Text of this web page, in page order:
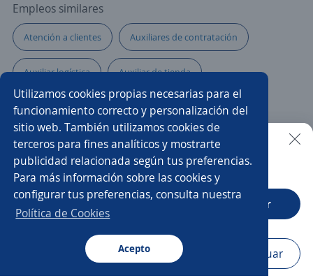
Utilizamos cookies propias necesarias para el
funcionamiento correcto y personalización del
sitio web. También utilizamos cookies de
terceros para fines analíticos y mostrarte
publicidad relacionada según tus preferencias.
Para más información sobre las cookies y
configurar tus preferencias, consulta nuestra
Política de Cookies
Acepto
Buscar Aplicaciones Avisos Favoritos
Empleos similares
Atención a clientes Auxiliares de contratación
Auxiliar logística Auxiliar de tienda
Auxiliar de contratación Auxiliar de cobranza
Ayudante de lavandería Auxiliar reclutamiento
Promotor/a de salud Cabinero/a
Auxiliar de almacén y logística
Auxiliar de ruta Asistente comercial
Buscar es más fácil en la app
CT App Abrir
Navegador Continuar